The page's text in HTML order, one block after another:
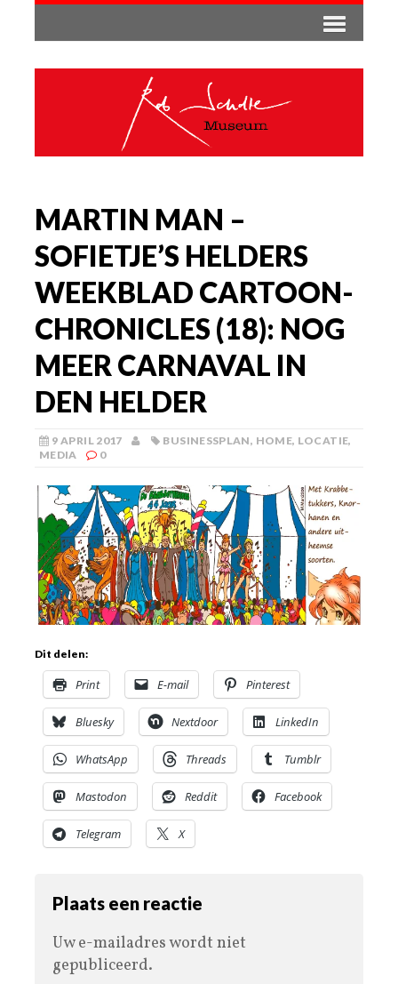
MARTIN MAN –
SOFIETJE’S HELDERS
WEEKBLAD CARTOON-
CHRONICLES (18): NOG
MEER CARNAVAL IN
DEN HELDER
9 APRIL 2017 BUSINESSPLAN, HOME, LOCATIE,
MEDIA
0
Dit delen:
Print E-mail Pinterest
Bluesky Nextdoor LinkedIn
WhatsApp Threads Tumblr
Mastodon Reddit Facebook
Telegram X
Plaats een reactie
Uw e-mailadres wordt niet
gepubliceerd.